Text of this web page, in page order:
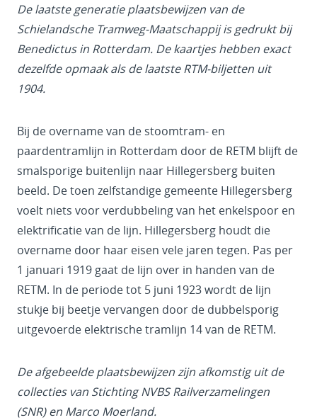
De laatste generatie plaatsbewijzen van de
Schielandsche Tramweg-Maatschappij is gedrukt bij
Benedictus in Rotterdam. De kaartjes hebben exact
dezelfde opmaak als de laatste RTM-biljetten uit
1904.
Bij de overname van de stoomtram- en
paardentramlijn in Rotterdam door de RETM blijft de
smalsporige buitenlijn naar Hillegersberg buiten
beeld. De toen zelfstandige gemeente Hillegersberg
voelt niets voor verdubbeling van het enkelspoor en
elektrificatie van de lijn. Hillegersberg houdt die
overname door haar eisen vele jaren tegen. Pas per
1 januari 1919 gaat de lijn over in handen van de
RETM. In de periode tot 5 juni 1923 wordt de lijn
stukje bij beetje vervangen door de dubbelsporig
uitgevoerde elektrische tramlijn 14 van de RETM.
De afgebeelde plaatsbewijzen zijn afkomstig uit de
collecties van Stichting NVBS Railverzamelingen
(SNR) en Marco Moerland.